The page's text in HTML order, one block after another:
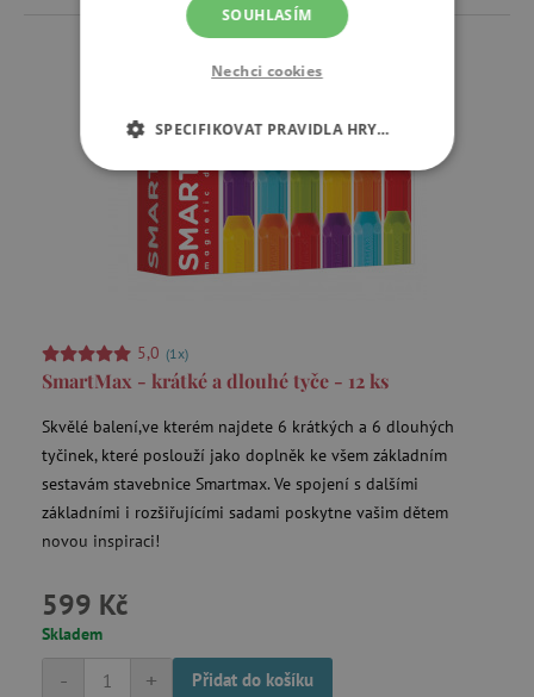
5,0 (1x)
SmartMax - krátké a dlouhé tyče - 12 ks
Skvělé balení,ve kterém najdete 6 krátkých a 6 dlouhých
tyčinek, které poslouží jako doplněk ke všem základním
sestavám stavebnice Smartmax. Ve spojení s dalšími
základními i rozšiřujícími sadami poskytne vašim dětem
novou inspiraci!
599 Kč
Skladem
+
- Přidat do košíku
SOUHLASÍM
Nechci cookies
SPECIFIKOVAT PRAVIDLA HRY…
NEZBYTNĚ NUTNÉ COOKIES
ANALYTICKÉ COOKIES
FUNKČNÍ SOUBORY
Nezbytně nutné cookies
Analytické cookies
Marketingové cookies
Funkční soubory
základní funkce webových stránek, jako je
přihlášení uživatele a správa účtu. Webové